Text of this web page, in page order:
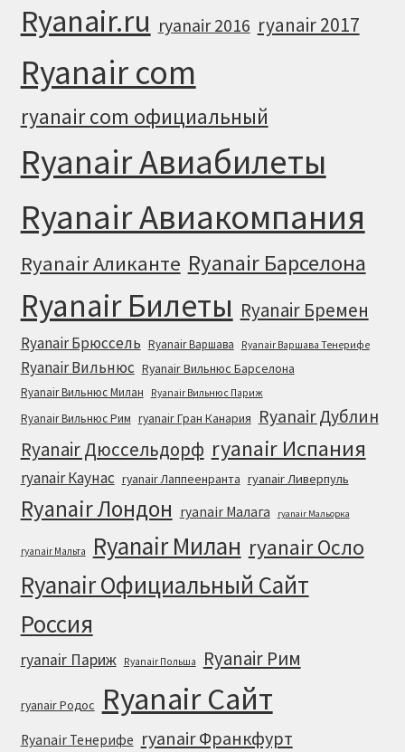
Ryanair.ru ryanair 2016 ryanair 2017
Ryanair com
ryanair com официальный
Ryanair Авиабилеты
Ryanair Авиакомпания
Ryanair Аликанте Ryanair Барселона
Ryanair Билеты Ryanair Бремен
Ryanair Брюссель Ryanair Варшава Ryanair Варшава Тенерифе
Ryanair Вильнюс Ryanair Вильнюс Барселона
Ryanair Вильнюс Милан Ryanair Вильнюс Париж
Ryanair Вильнюс Рим ryanair Гран Канария Ryanair Дублин
Ryanair Дюссельдорф ryanair Испания
ryanair Каунас ryanair Лаппеенранта ryanair Ливерпуль
Ryanair Лондон ryanair Малага ryanair Мальорка
ryanair Мальта Ryanair Милан ryanair Осло
Ryanair Официальный Cайт
Россия
ryanair Париж Ryanair Польша Ryanair Рим
ryanair Родос Ryanair Сайт
Ryanair Тенерифе ryanair Франкфурт